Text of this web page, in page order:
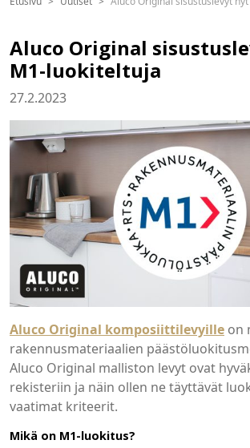
Aluco Original
M1-luokiteltuja
27.2.2023
Aluco Original komposiittilevyille on
rakennusmateriaalien
Aluco Original malliston levyt ovat
rekisteriin ja näin ollen ne täyttävät
vaatimat kriteerit.
Mikä on M1-luokitus?